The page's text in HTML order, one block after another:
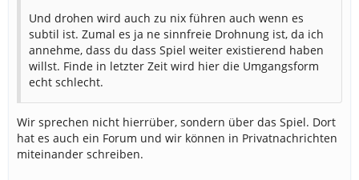
Und drohen wird auch zu nix führen auch wenn es
subtil ist. Zumal es ja ne sinnfreie Drohnung ist, da ich
annehme, dass du dass Spiel weiter existierend haben
willst. Finde in letzter Zeit wird hier die Umgangsform
echt schlecht.
Wir sprechen nicht hierrüber, sondern über das Spiel. Dort
hat es auch ein Forum und wir können in Privatnachrichten
miteinander schreiben.